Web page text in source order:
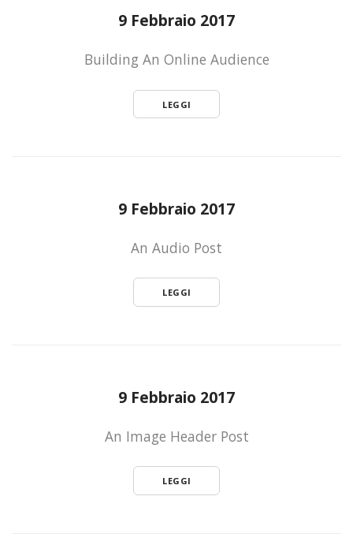
9 Febbraio 2017
Building An Online Audience
LEGGI
9 Febbraio 2017
An Audio Post
LEGGI
9 Febbraio 2017
An Image Header Post
LEGGI